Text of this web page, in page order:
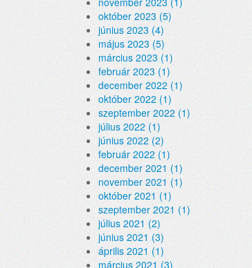
október 2023 (5)
június 2023 (4)
május 2023 (5)
március 2023 (1)
február 2023 (1)
december 2022 (1)
október 2022 (1)
szeptember 2022 (1)
július 2022 (1)
június 2022 (2)
február 2022 (1)
december 2021 (1)
november 2021 (1)
október 2021 (1)
szeptember 2021 (1)
július 2021 (2)
június 2021 (3)
április 2021 (1)
március 2021 (3)